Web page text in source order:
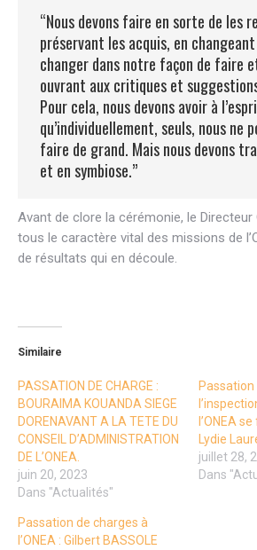
“Nous devons faire en sorte de les
préservant les acquis, en
changer dans notre façon de faire
ouvrant aux critiques et
Pour cela, nous devons avoir à
qu’individuellement, seuls, nous ne
faire de grand. Mais nous devons
et en symbiose.”
Avant de clore la cérémonie, le Directeur
tous le caractère vital des missions de
de résultats qui en découle.
Similaire
PASSATION DE CHARGE :
BOURAIMA KOUANDA SIEGE
DORENAVANT A LA TETE DU
CONSEIL D’ADMINISTRATION
DE L’ONEA.
juin 20, 2023
Dans "Actualités"
Passation
l’ONEA
Lydie
juillet 28,
Dans
Passation de charges à
l’ONEA : Gilbert BASSOLE